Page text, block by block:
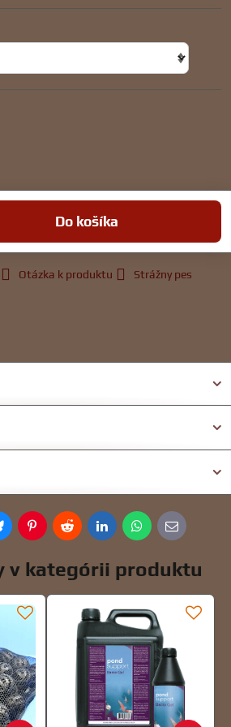
Do košíka
Otázka k produktu
Strážny pes
PinterestRedditLinkedInWhatsApp
E-
mail
v kategórii produktu